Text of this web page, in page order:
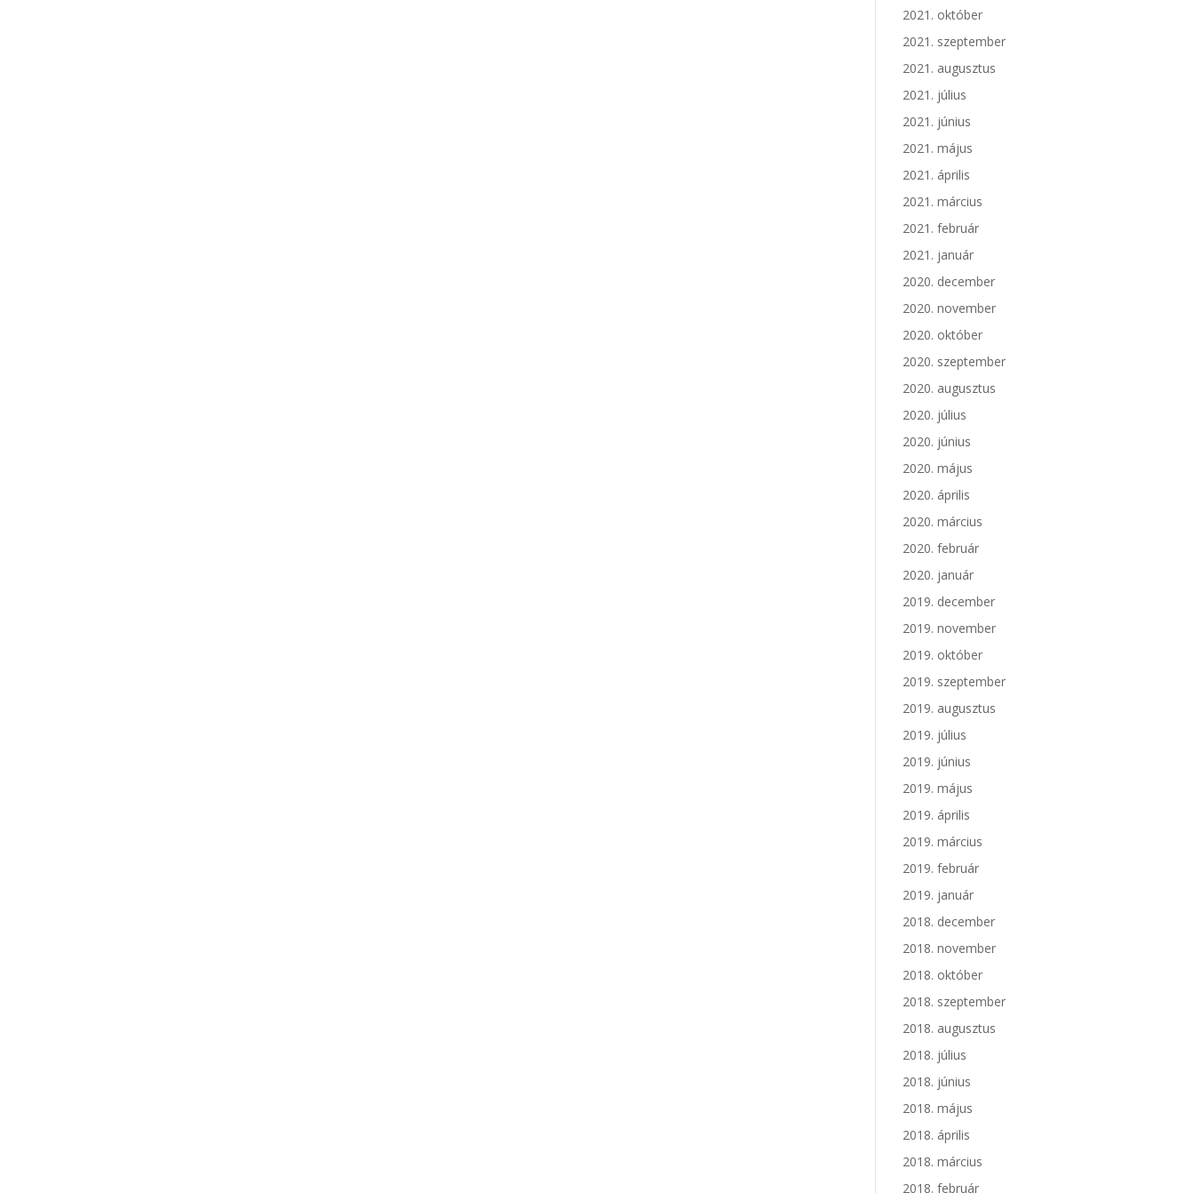
2021. október
2021. szeptember
2021. augusztus
2021. július
2021. június
2021. május
2021. április
2021. március
2021. február
2021. január
2020. december
2020. november
2020. október
2020. szeptember
2020. augusztus
2020. július
2020. június
2020. május
2020. április
2020. március
2020. február
2020. január
2019. december
2019. november
2019. október
2019. szeptember
2019. augusztus
2019. július
2019. június
2019. május
2019. április
2019. március
2019. február
2019. január
2018. december
2018. november
2018. október
2018. szeptember
2018. augusztus
2018. július
2018. június
2018. május
2018. április
2018. március
2018. február